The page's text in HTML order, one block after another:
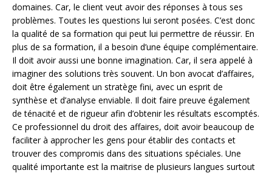
domaines. Car, le client veut avoir des réponses à tous ses
problèmes. Toutes les questions lui seront posées. C’est donc
la qualité de sa formation qui peut lui permettre de réussir. En
plus de sa formation, il a besoin d’une équipe complémentaire.
Il doit avoir aussi une bonne imagination. Car, il sera appelé à
imaginer des solutions très souvent. Un bon avocat d’affaires,
doit être également un stratège fini, avec un esprit de
synthèse et d’analyse enviable. Il doit faire preuve également
de ténacité et de rigueur afin d’obtenir les résultats escomptés.
Ce professionnel du droit des affaires, doit avoir beaucoup de
faciliter à approcher les gens pour établir des contacts et
trouver des compromis dans des situations spéciales. Une
qualité importante est la maitrise de plusieurs langues surtout